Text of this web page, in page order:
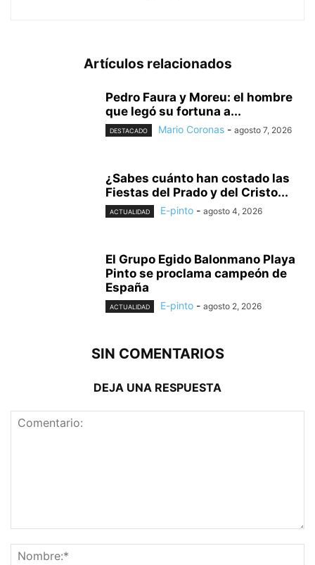
Artículos relacionados
Pedro Faura y Moreu: el hombre
que legó su fortuna a...
DESTACADO Mario Coronas - agosto 7, 2026
¿Sabes cuánto han costado las
Fiestas del Prado y del Cristo...
ACTUALIDAD E-pinto - agosto 4, 2026
El Grupo Egido Balonmano Playa
Pinto se proclama campeón de
España
ACTUALIDAD E-pinto - agosto 2, 2026
SIN COMENTARIOS
DEJA UNA RESPUESTA